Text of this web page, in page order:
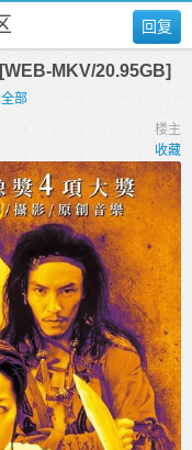
回复
MKV/20.95GB]
部
楼主
收藏